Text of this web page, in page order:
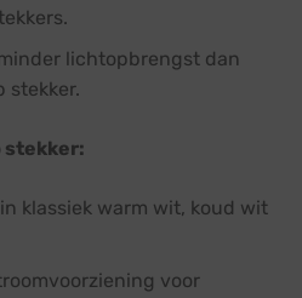
lichtopbrengst dan
stekker.
stekker:
klassiek warm wit, koud wit
voor